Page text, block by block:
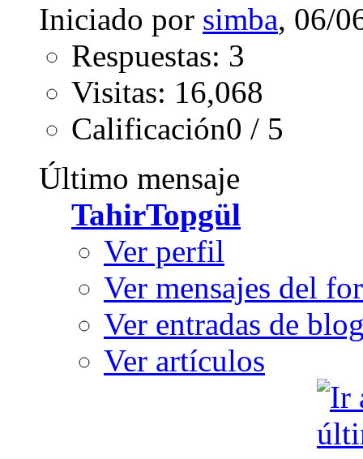
Iniciado por simba, 06/
Respuestas: 3
Visitas: 16,068
Calificación0 / 5
Último mensaje
TahirTopgül
Ver perfil
Ver mensajes del
Ver entradas de
Ver artículos